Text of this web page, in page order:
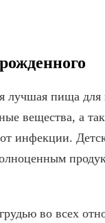
лучшая пища для
вещества, а
инфекции.
во всех